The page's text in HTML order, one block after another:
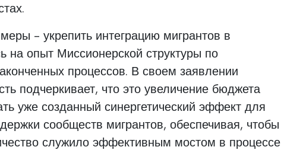
- укрепить интеграцию мигрантов в
на опыт Миссионерской структуры по
процессов. В своем заявлении
подчеркивает, что это увеличение бюджета
уже созданный синергетический эффект для
сообществ мигрантов, обеспечивая, чтобы
служило эффективным мостом в процессе